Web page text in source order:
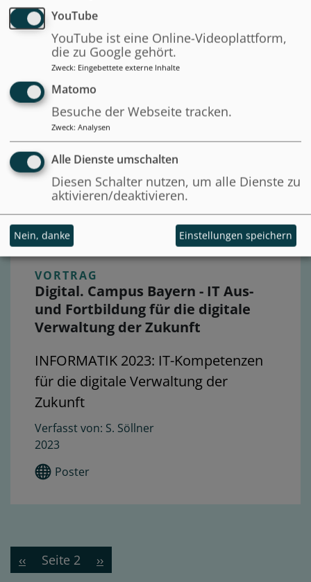
INFORMATIK 2023: IT-Kompetenzen
für die digitale Verwaltung der
Zukunft
Schönthier, P. Thielemann, S. Handke
2023
BibTeX
Gesamter Text
Foliensatz
VORTRAG
Digital. Campus Bayern - IT Aus-
und Fortbildung für die digitale
Verwaltung der Zukunft
INFORMATIK 2023: IT-Kompetenzen
für die digitale Verwaltung der
Zukunft
S. Söllner
2023
Poster
Seitennummerierung
Vorherige
Seite
‹‹ Seite 2
Nächste
Seite
››
YouTube
YouTube ist eine Online-Videoplattform,
die zu Google gehört.
Zweck: Eingebettete externe Inhalte
Matomo
Besuche der Webseite tracken.
Zweck: Analysen
Alle Dienste umschalten
Diesen Schalter nutzen, um alle Dienste zu
aktivieren/deaktivieren.
Nein, danke Einstellungen speichern